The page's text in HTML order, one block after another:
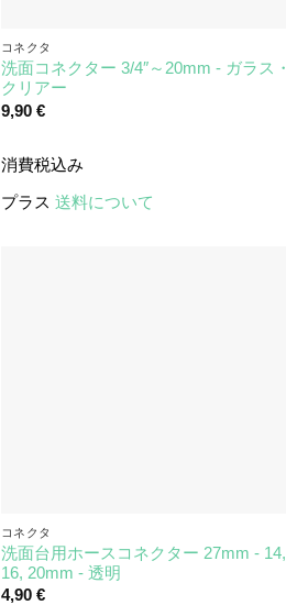
コネクタ
洗面コネクター 3/4″～20mm - ガラス・
クリアー
9,90 €
消費税込み
プラス 送料について
コネクタ
洗面台用ホースコネクター 27mm - 14,
16, 20mm - 透明
4,90 €